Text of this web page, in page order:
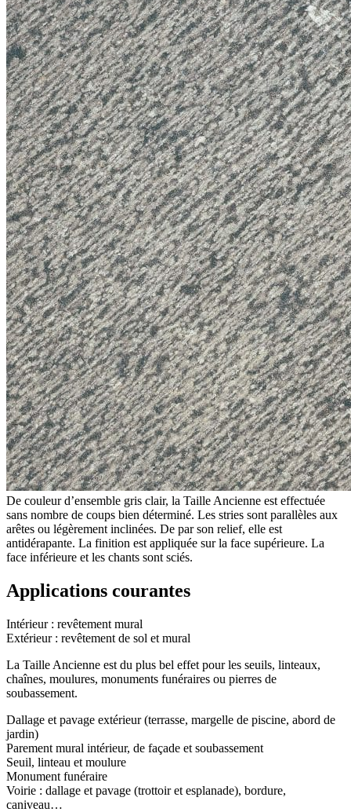
De couleur d’ensemble gris clair, la Taille Ancienne est effectuée
sans nombre de coups bien déterminé. Les stries sont parallèles aux
arêtes ou légèrement inclinées. De par son relief, elle est
antidérapante. La finition est appliquée sur la face supérieure. La
face inférieure et les chants sont sciés.
Applications courantes
Intérieur : revêtement mural
Extérieur : revêtement de sol et mural
La Taille Ancienne est du plus bel effet pour les seuils, linteaux,
chaînes, moulures, monuments funéraires ou pierres de
soubassement.
Dallage et pavage extérieur (terrasse, margelle de piscine, abord de
jardin)
Parement mural intérieur, de façade et soubassement
Seuil, linteau et moulure
Monument funéraire
Voirie : dallage et pavage (trottoir et esplanade), bordure,
caniveau…